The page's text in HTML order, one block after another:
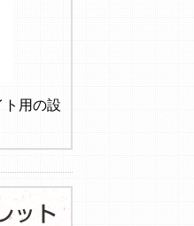
ト用の設